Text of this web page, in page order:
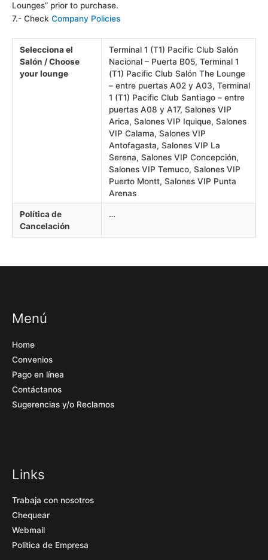
Lounges” prior to purchase.
7.- Check Company Policies
Selecciona el
Salón / Choose
your lounge
Terminal 1 (T1) Pacific Club Salón
Nacional – Puerta B05, Terminal 1
(T1) Pacific Club Salón The Lounge
– entre puertas A02 y A03, Terminal
1 (T1) Pacific Club Santiago – entre
puertas A08 y A17, Salones VIP
Arica, Salones VIP Iquique, Salones
VIP Calama, Salones VIP
Antofagasta, Salones VIP La
Serena, Salones VIP Concepción,
Salones VIP Temuco, Salones VIP
Puerto Montt, Salones VIP Punta
Arenas
Política de
Cancelación
…
Menú
Home
Convenios
Pago en línea
Contáctanos
Sugerencias y/o Reclamos
Links
Trabaja con nosotros
Chequear
Webmail
Politica de Empresa